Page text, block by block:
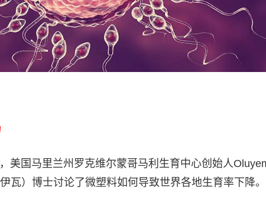
美国马里兰州罗克维尔蒙哥马利生育中心创始人
瓦）博士讨论了微塑料如何导致世界各地生育率下降。